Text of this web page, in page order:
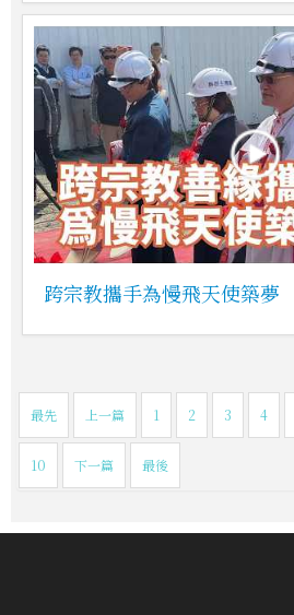
跨宗教攜手為慢飛天使築夢
最先 上一篇 1 2 3 4
10 下一篇 最後